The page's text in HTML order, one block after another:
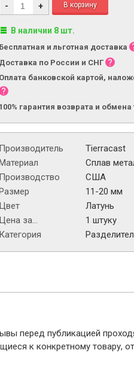
- +
В наличии 8 шт.
Бесплатная и льготная доставка
Доставка по России и СНГ
Оплата банковской картой,
100% гарантия возврата и обмена
Производитель
Tierracast
Сплав
Производство
США
11-20 мм
Цвет
Латунь
Цена за...
1 штуку
Категория
перед публикацией
к конкретному товару,